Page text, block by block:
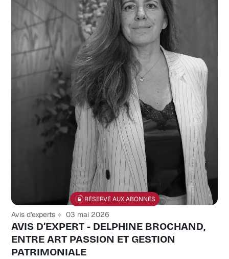
RÉSERVÉ AUX ABONNÉS
Avis d'experts 03 mai 2026
AVIS D’EXPERT - DELPHINE BROCHAND,
ENTRE ART PASSION ET GESTION
PATRIMONIALE